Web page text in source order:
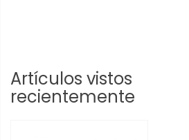
Artículos vistos
recientemente